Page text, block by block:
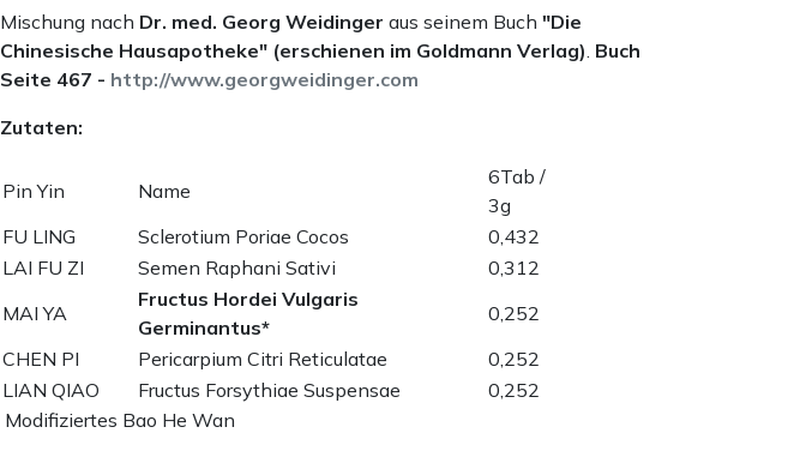
Mischung nach Dr. med. Georg Weidinger aus seinem Buch "Die
Chinesische Hausapotheke" (erschienen im Goldmann Verlag) Buch
Seite 467 - http://www.georgweidinger.com
Zutaten:
Pin Yin Name
6Tab /
3g
FU LING
Sclerotium Poriae Cocos
0,432
LAI FU ZI
Semen Raphani Sativi
0,312
MAI YA
Fructus Hordei Vulgaris
Germinantus*
0,252
CHEN PI
Pericarpium Citri Reticulatae
0,252
LIAN QIAO
Fructus Forsythiae Suspensae
0,252
Modifiziertes Bao He Wan